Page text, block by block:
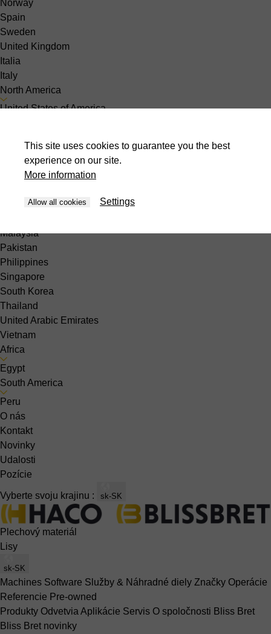
Norway
Spain
Sweden
United Kingdom
Italia
Italy
North America
United States of America
Australia
Indonesia
Malaysia
Pakistan
Philippines
Singapore
South Korea
Thailand
United Arabic Emirates
Vietnam
Africa
Egypt
South America
Peru
O nás
Kontakt
Novinky
Udalosti
Pozície
Vyberte svoju krajinu : sk-SK
Plechový materiál
Lisy
sk-SK
Machines Software Služby & Náhradné diely Značky Operácie
Referencie Pre-owned
Produkty Odvetvia Aplikácie Servis O spoločnosti Bliss Bret
Bliss Bret novinky
This site uses cookies to guarantee you the best
experience on our site.
More information
Allow all cookies Settings